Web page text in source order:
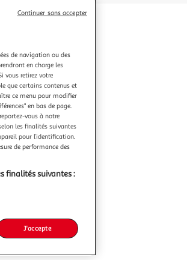
de navigation ou des
en charge les
vous retirez votre
que certains contenus et
ce menu pour modifier
en bas de page.
vous à notre
les finalités suivantes
pour l’identification.
de performance des
finalités suivantes :
J'accepte
Continuer sans accepter